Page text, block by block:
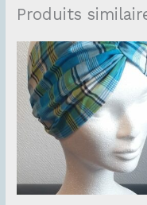
Produits